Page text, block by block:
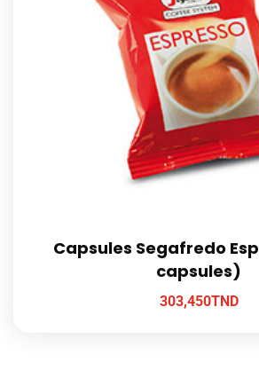
Capsules Segafredo
capsules)
303,450TND